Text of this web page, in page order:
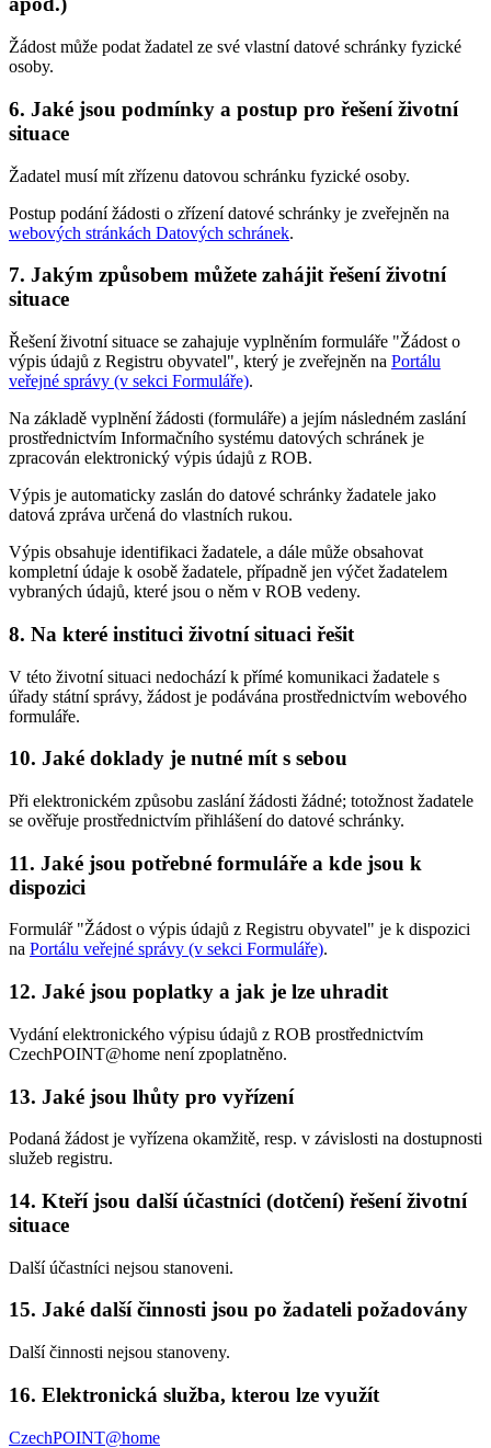
Žádost může podat žadatel ze své vlastní datové schránky fyzické
osoby.
6. Jaké jsou podmínky a postup pro řešení životní
situace
Žadatel musí mít zřízenu datovou schránku fyzické osoby.
Postup podání žádosti o zřízení datové schránky je zveřejněn na
webových stránkách Datových schránek.
7. Jakým způsobem můžete zahájit řešení životní
situace
Řešení životní situace se zahajuje vyplněním formuláře "Žádost o
výpis údajů z Registru obyvatel", který je zveřejněn na Portálu
veřejné správy (v sekci Formuláře).
Na základě vyplnění žádosti (formuláře) a jejím následném zaslání
prostřednictvím Informačního systému datových schránek je
zpracován elektronický výpis údajů z ROB.
Výpis je automaticky zaslán do datové schránky žadatele jako
datová zpráva určená do vlastních rukou.
Výpis obsahuje identifikaci žadatele, a dále může obsahovat
kompletní údaje k osobě žadatele, případně jen výčet žadatelem
vybraných údajů, které jsou o něm v ROB vedeny.
8. Na které instituci životní situaci řešit
V této životní situaci nedochází k přímé komunikaci žadatele s
úřady státní správy, žádost je podávána prostřednictvím webového
formuláře.
10. Jaké doklady je nutné mít s sebou
Při elektronickém způsobu zaslání žádosti žádné; totožnost žadatele
se ověřuje prostřednictvím přihlášení do datové schránky.
11. Jaké jsou potřebné formuláře a kde jsou k
dispozici
Formulář "Žádost o výpis údajů z Registru obyvatel" je k dispozici
na Portálu veřejné správy (v sekci Formuláře).
12. Jaké jsou poplatky a jak je lze uhradit
Vydání elektronického výpisu údajů z ROB prostřednictvím
CzechPOINT@home není zpoplatněno.
13. Jaké jsou lhůty pro vyřízení
Podaná žádost je vyřízena okamžitě, resp. v závislosti na dostupnosti
služeb registru.
14. Kteří jsou další účastníci (dotčení) řešení životní
situace
Další účastníci nejsou stanoveni.
15. Jaké další činnosti jsou po žadateli požadovány
Další činnosti nejsou stanoveny.
16. Elektronická služba, kterou lze využít
CzechPOINT@home